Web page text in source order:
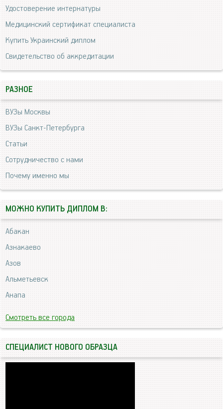
Удостоверение интернатуры
Медицинский сертификат специалиста
Купить Украинский диплом
Свидетельство об аккредитации
РАЗНОЕ
ВУЗы Москвы
ВУЗы Санкт-Петербурга
Статьи
Сотрудничество с нами
Почему именно мы
МОЖНО КУПИТЬ ДИПЛОМ В:
Абакан
Азнакаево
Азов
Альметьевск
Анапа
Смотреть все города
СПЕЦИАЛИСТ НОВОГО ОБРАЗЦА